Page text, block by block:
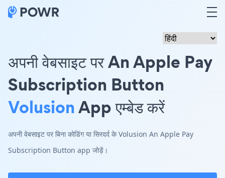
अपनी वेबसाइट पर An Apple Pay
Subscription Button
VolusionApp एम्बेड करें
अपनी वेबसाइट पर बिना कोडिंग या सिरदर्द के Volusion An Apple Pay
Subscription Button app जोड़ें।